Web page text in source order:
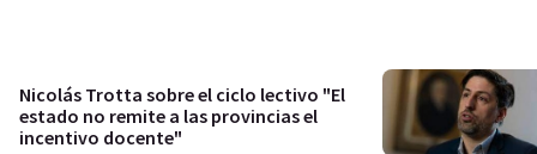
Nicolás Trotta sobre el ciclo lectivo "El
estado no remite a las provincias el
incentivo docente"